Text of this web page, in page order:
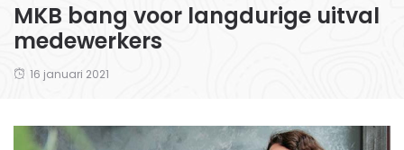
MKB bang voor langdurige uitval
medewerkers
16 januari 2021